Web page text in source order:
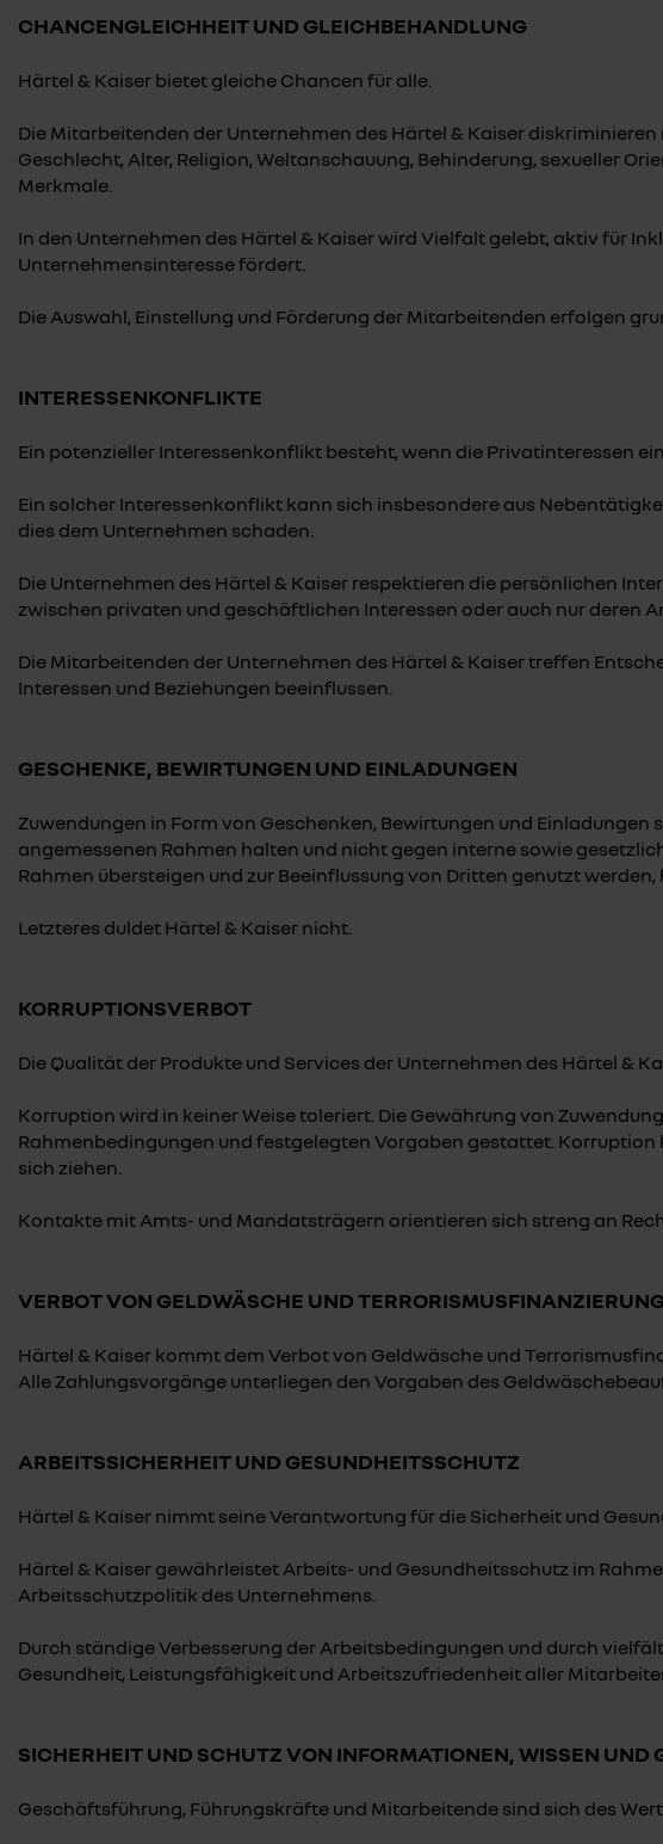
CHANCENGLEICHHEIT UND GLEICHBEHANDLUNG
Härtel & Kaiser bietet gleiche Chancen für alle.
Die Mitarbeitenden der Unternehmen des Härtel & Kaiser
Geschlecht, Alter, Religion, Weltanschauung, Behinderung, sexueller
Merkmale.
In den Unternehmen des Härtel & Kaiser wird Vielfalt gelebt, aktiv für
Unternehmensinteresse fördert.
Die Auswahl, Einstellung und Förderung der Mitarbeitenden erfolgen
INTERESSENKONFLIKTE
Ein potenzieller Interessenkonflikt besteht, wenn die Privatinteressen
Ein solcher Interessenkonflikt kann sich insbesondere aus
dies dem Unternehmen schaden.
Die Unternehmen des Härtel & Kaiser respektieren die persönlichen
zwischen privaten und geschäftlichen Interessen oder auch nur deren
Die Mitarbeitenden der Unternehmen des Härtel & Kaiser treffen
Interessen und Beziehungen beeinflussen.
GESCHENKE, BEWIRTUNGEN UND EINLADUNGEN
Zuwendungen in Form von Geschenken, Bewirtungen und
angemessenen Rahmen halten und nicht gegen interne sowie
Rahmen übersteigen und zur Beeinflussung von Dritten genutzt
Letzteres duldet Härtel & Kaiser nicht.
KORRUPTIONSVERBOT
Die Qualität der Produkte und Services der Unternehmen des Härtel &
Korruption wird in keiner Weise toleriert. Die Gewährung von
Rahmenbedingungen und festgelegten Vorgaben gestattet.
sich ziehen.
Kontakte mit Amts- und Mandatsträgern orientieren sich streng an
VERBOT VON GELDWÄSCHE UND
Härtel & Kaiser kommt dem Verbot von Geldwäsche und
Alle Zahlungsvorgänge unterliegen den Vorgaben des
ARBEITSSICHERHEIT UND GESUNDHEITSSCHUTZ
Härtel & Kaiser nimmt seine Verantwortung für die Sicherheit und
Härtel & Kaiser gewährleistet Arbeits- und Gesundheitsschutz im
Arbeitsschutzpolitik des Unternehmens.
Durch ständige Verbesserung der Arbeitsbedingungen und durch
Gesundheit, Leistungsfähigkeit und Arbeitszufriedenheit aller
SICHERHEIT UND SCHUTZ VON INFORMATIONEN, WISSEN UND
Geschäftsführung, Führungskräfte und Mitarbeitende sind sich des